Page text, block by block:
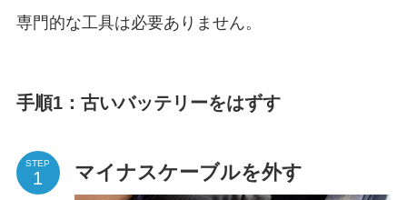
専門的な工具は必要ありません。
手順1：古いバッテリーをはずす
STEP マイナスケーブルを外す